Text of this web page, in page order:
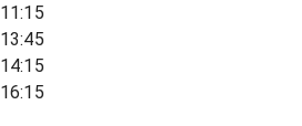
11:15
13:45
14:15
16:15